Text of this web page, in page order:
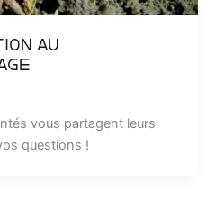
au
vous partagent leurs
questions !